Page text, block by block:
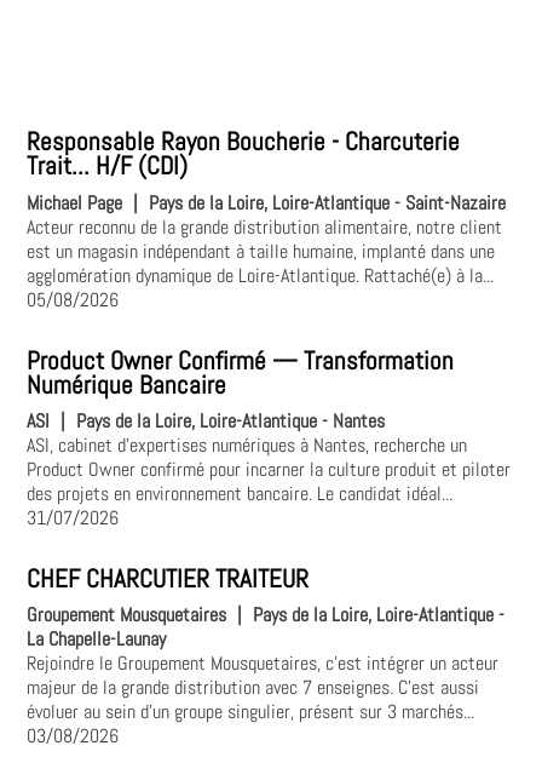
Responsable Rayon Boucherie - Charcuterie
Trait... H/F (CDI)
Michael Page | Pays de la Loire, Loire-Atlantique - Saint-Nazaire
Acteur reconnu de la grande distribution alimentaire, notre client
est un magasin indépendant à taille humaine, implanté dans une
agglomération dynamique de Loire-Atlantique. Rattaché(e) à la...
05/08/2026
Product Owner Confirmé — Transformation
Numérique Bancaire
ASI
Pays de la Loire, Loire-Atlantique - Nantes
ASI, cabinet d'expertises numériques à Nantes, recherche un
Product Owner confirmé pour incarner la culture produit et piloter
des projets en environnement bancaire. Le candidat idéal...
31/07/2026
CHEF CHARCUTIER TRAITEUR
Groupement Mousquetaires
Pays de la Loire, Loire-Atlantique -
La Chapelle-Launay
Rejoindre le Groupement Mousquetaires, c’est intégrer un acteur
majeur de la grande distribution avec 7 enseignes. C’est aussi
évoluer au sein d’un groupe singulier, présent sur 3 marchés...
03/08/2026